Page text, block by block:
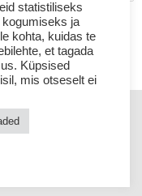
estonia.com/et/?
statistiliseks
ja
kohta, kuidas te
et tagada
Küpsised
mis otseselt ei